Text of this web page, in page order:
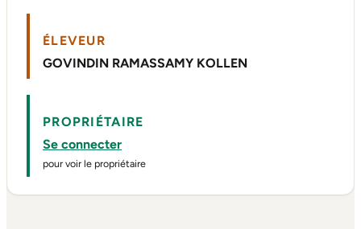
ÉLEVEUR
GOVINDIN RAMASSAMY KOLLEN
PROPRIÉTAIRE
Se connecter
pour voir le propriétaire